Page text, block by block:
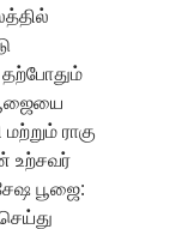
ராகு
உற்சவர்
பூஜை: